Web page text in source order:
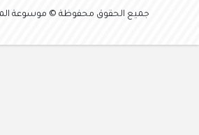
جميع الحقوق محفوظة © موسوعة المرأة